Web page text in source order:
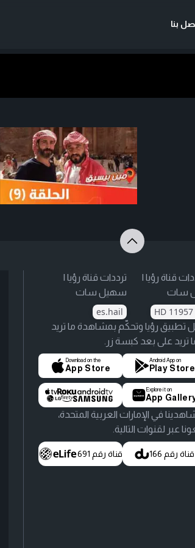
بنا
قناة رؤيا |
سات
HD 11957
ترددات قناة رؤيا |
سهيل سات
es.hail
تطبيق رؤيا وتحكّم بمشاهدة ما تريد
تريد على بعد كبسة زر.
Android App on
Play Store
Download on the
App Store
Explore it on
App
في الإمارات العربية المتحدة،
عبر لقنوات التالية.
قناة رقم 166 قناة رقم 691